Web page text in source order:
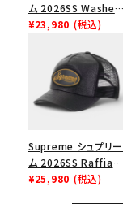
価格から探す
ム 2026SS Washed
Chino Twill Camp
ノツイル キャンプキャ
ップ ブラック
¥23,980 (税込)
Supreme シュプリー
ム 2026SS Raffia
Mesh Back 5-Panel
¥25,980 (税込)